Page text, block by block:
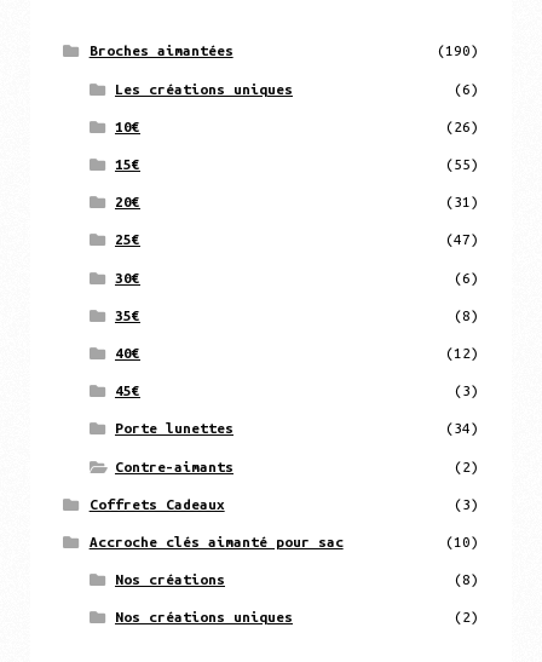
Broches aimantées (190)
Les créations uniques (6)
10€ (26)
15€ (55)
20€ (31)
25€ (47)
30€ (6)
35€ (8)
40€ (12)
45€ (3)
Porte lunettes (34)
Contre-aimants (2)
Coffrets Cadeaux (3)
Accroche clés aimanté pour sac (10)
Nos créations (8)
Nos créations uniques (2)